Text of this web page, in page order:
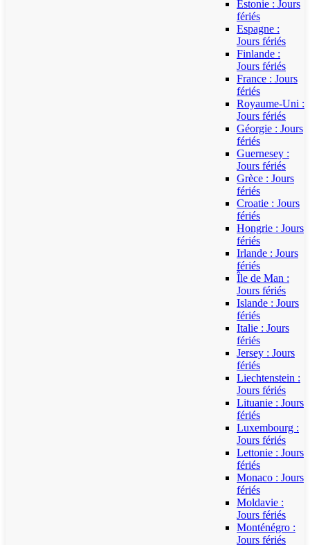
Estonie : Jours
fériés
Espagne :
Jours fériés
Finlande :
Jours fériés
France : Jours
fériés
Royaume-Uni :
Jours fériés
Géorgie : Jours
fériés
Guernesey :
Jours fériés
Grèce : Jours
fériés
Croatie : Jours
fériés
Hongrie : Jours
fériés
Irlande : Jours
fériés
Île de Man :
Jours fériés
Islande : Jours
fériés
Italie : Jours
fériés
Jersey : Jours
fériés
Liechtenstein :
Jours fériés
Lituanie : Jours
fériés
Luxembourg :
Jours fériés
Lettonie : Jours
fériés
Monaco : Jours
fériés
Moldavie :
Jours fériés
Monténégro :
Jours fériés